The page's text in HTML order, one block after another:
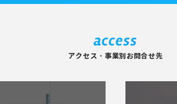
access
アクセス・事業別お問合せ先